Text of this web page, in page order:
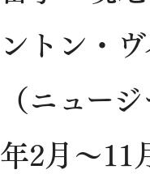
ントン・
（ニュー
年2月～11